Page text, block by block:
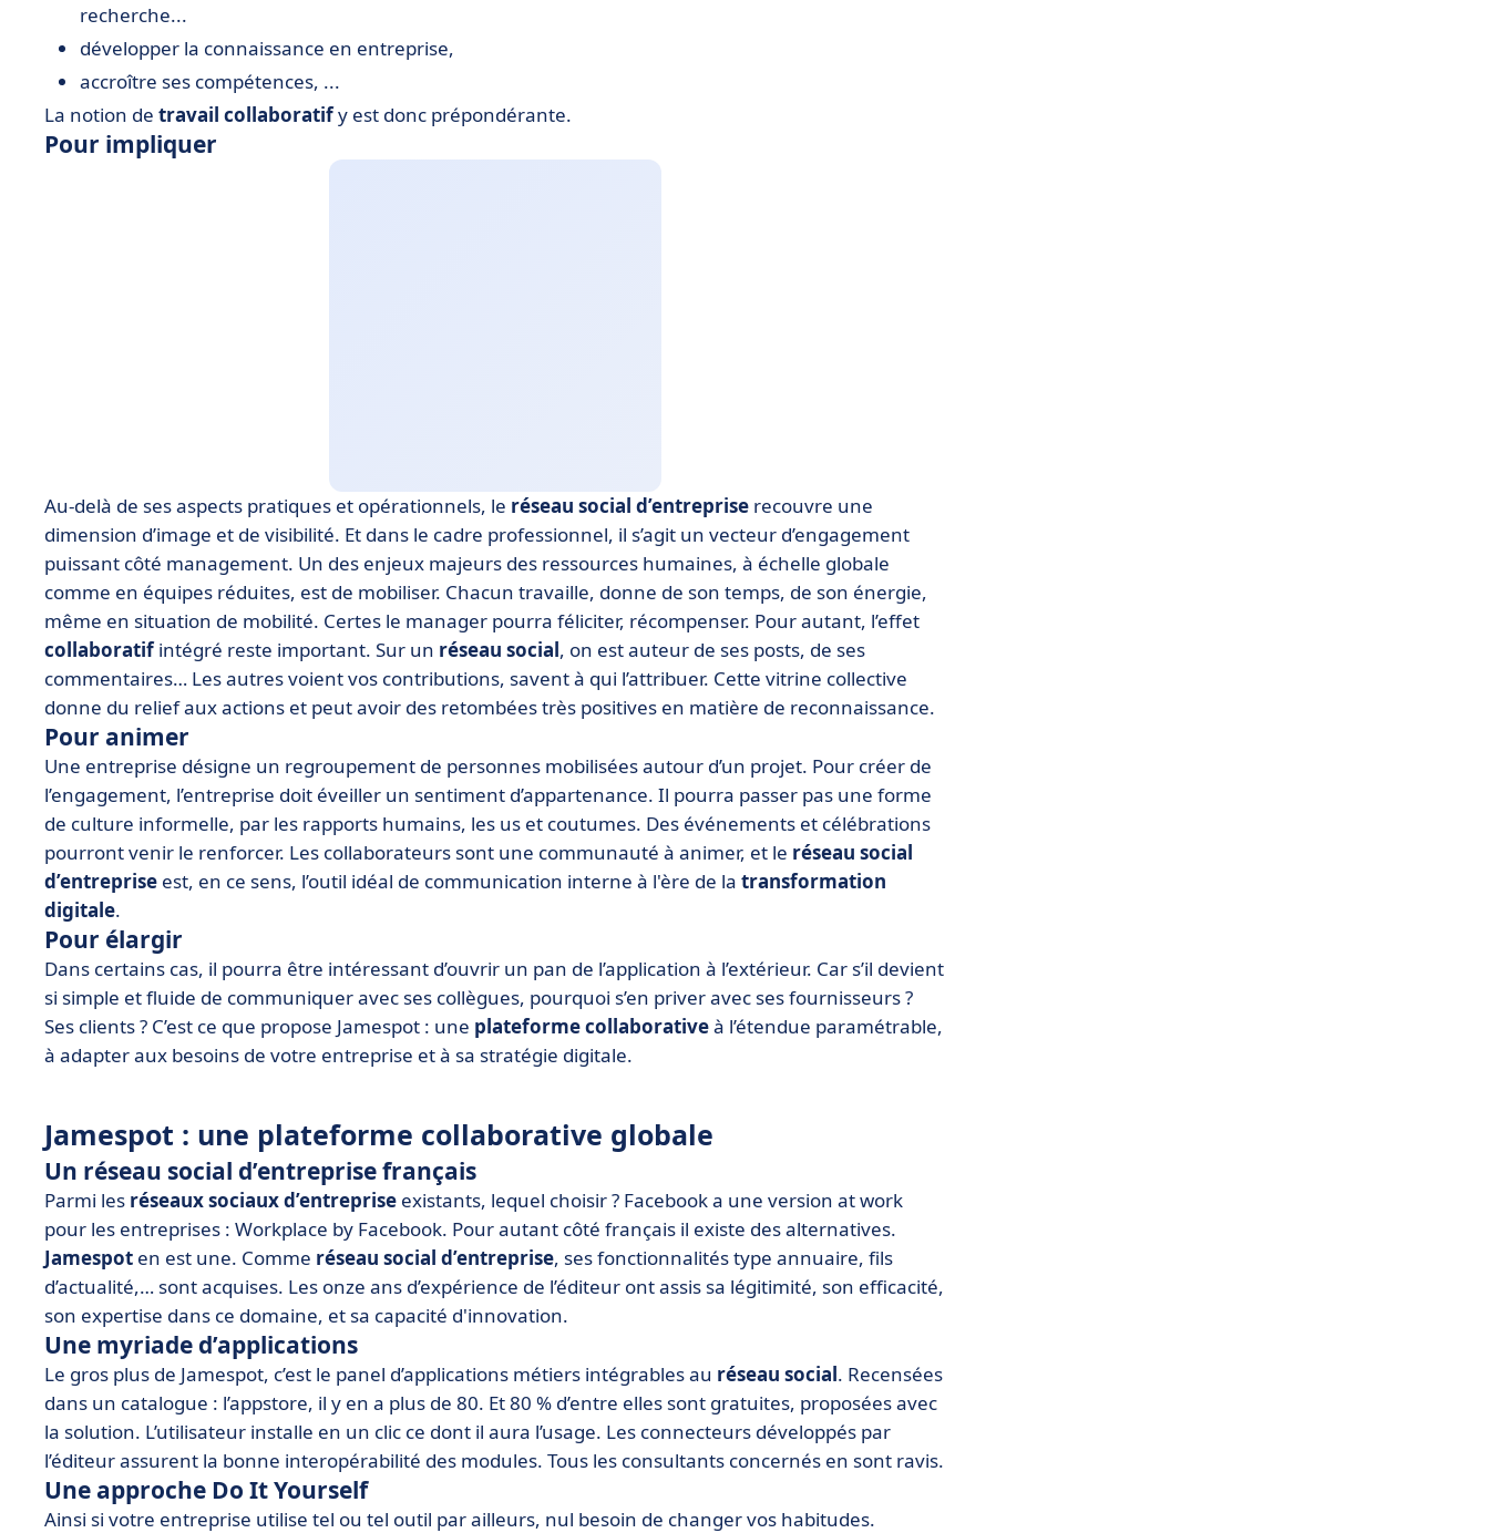
recherche...
développer la connaissance en entreprise,
accroître ses compétences, ...
La notion de travail collaboratify est donc prépondérante.
Pour impliquer
Au-delà de ses aspects pratiques et opérationnels, le réseau social d’entreprise recouvre une
dimension d’image et de visibilité. Et dans le cadre professionnel, il s’agit un vecteur d’engagement
puissant côté management. Un des enjeux majeurs des ressources humaines, à échelle globale
comme en équipes réduites, est de mobiliser. Chacun travaille, donne de son temps, de son énergie,
même en situation de mobilité. Certes le manager pourra féliciter, récompenser. Pour autant, l’effet
collaboratifintégré reste important. Sur un réseau social, on est auteur de ses posts, de ses
commentaires… Les autres voient vos contributions, savent à qui l’attribuer. Cette vitrine collective
donne du relief aux actions et peut avoir des retombées très positives en matière de reconnaissance.
Pour animer
Une entreprise désigne un regroupement de personnes mobilisées autour d’un projet. Pour créer de
l’engagement, l’entreprise doit éveiller un sentiment d’appartenance. Il pourra passer pas une forme
de culture informelle, par les rapports humains, les us et coutumes. Des événements et célébrations
pourront venir le renforcer. Les collaborateurs sont une communauté à animer, et le réseau social
d’entreprise est, en ce sens, l’outil idéal de communication interne à l'ère de la transformation
digitale.
Pour élargir
Dans certains cas, il pourra être intéressant d’ouvrir un pan de l’application à l’extérieur. Car s’il devient
si simple et fluide de communiquer avec ses collègues, pourquoi s’en priver avec ses fournisseurs ?
Ses clients ? C’est ce que propose Jamespot : une plateforme collaborativeà l’étendue paramétrable,
à adapter aux besoins de votre entreprise et à sa stratégie digitale.
Jamespot : une plateforme collaborative globale
Un réseau social d’entreprise français
Parmi les réseaux sociaux d’entreprise existants, lequel choisir ? Facebook a une version at work
pour les entreprises : Workplace by Facebook. Pour autant côté français il existe des alternatives.
Jamespot en est une. Comme réseau social d’entreprise, ses fonctionnalités type annuaire, fils
d’actualité,… sont acquises. Les onze ans d’expérience de l’éditeur ont assis sa légitimité, son efficacité,
son expertise dans ce domaine, et sa capacité d'innovation.
Une myriade d’applications
Le gros plus de Jamespot, c’est le panel d’applications métiers intégrables au réseau social. Recensées
dans un catalogue : l’appstore, il y en a plus de 80. Et 80 % d’entre elles sont gratuites, proposées avec
la solution. L’utilisateur installe en un clic ce dont il aura l’usage. Les connecteurs développés par
l’éditeur assurent la bonne interopérabilité des modules. Tous les consultants concernés en sont ravis.
Une approche Do It Yourself
Ainsi si votre entreprise utilise tel ou tel outil par ailleurs, nul besoin de changer vos habitudes.